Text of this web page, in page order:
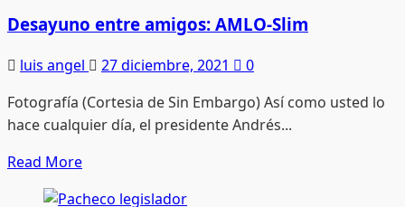
más
menos
advierte
Paty
Desayuno entre amigos: AMLO-Slim
luis angel 27 diciembre, 2021
0
Fotografía (Cortesia de Sin Embargo) Así como usted lo
hace cualquier día, el presidente Andrés...
Read MoreRead